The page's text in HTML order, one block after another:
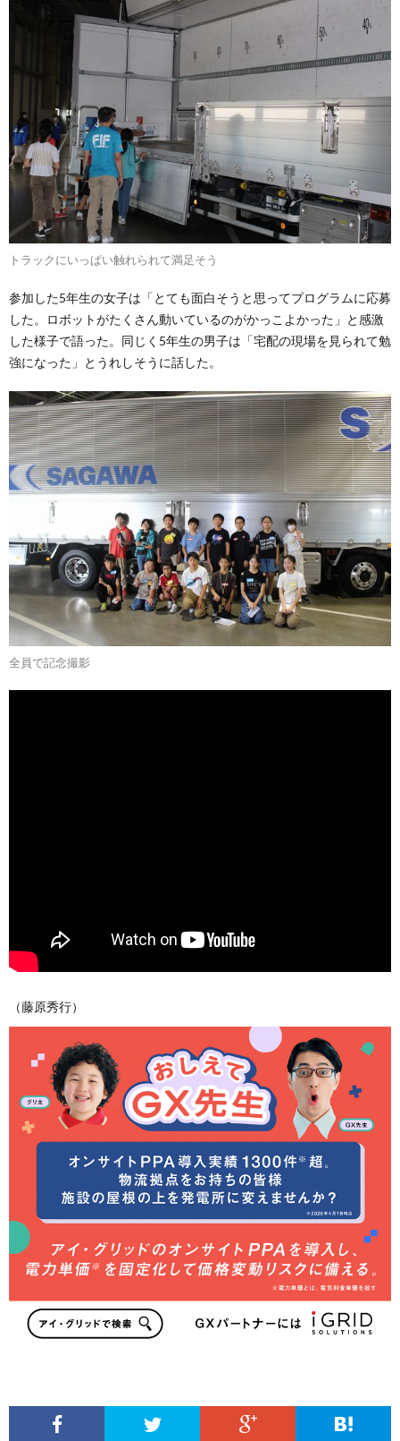
トラックにいっぱい触れられて満足そう
参加した5年生の女子は「とても面白そうと思ってプログラムに応募
した。ロボットがたくさん動いているのがかっこよかった」と感激
した様子で語った。同じく5年生の男子は「宅配の現場を見られて勉
強になった」とうれしそうに話した。
全員で記念撮影
（藤原秀行）